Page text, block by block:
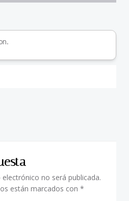
no será publicada.
están marcados con *